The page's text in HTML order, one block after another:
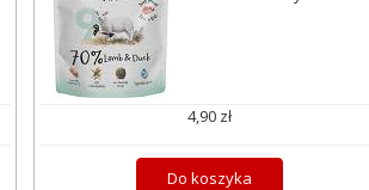
4,90 zł
Do koszyka